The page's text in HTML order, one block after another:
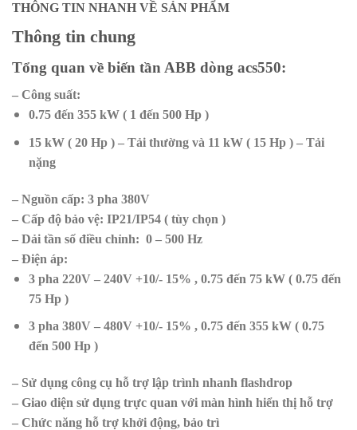
THÔNG TIN NHANH VỀ SẢN PHẨM
Thông tin chung
Tổng quan về biến tần ABB dòng acs550:
– Công suất:
0.75 đến 355 kW ( 1 đến 500 Hp )
15 kW ( 20 Hp ) – Tải thường và 11 kW ( 15 Hp ) – Tải
nặng
– Nguồn cấp: 3 pha 380V
– Cấp độ bảo vệ: IP21/IP54 ( tùy chọn )
– Dải tần số điều chỉnh: 0 – 500 Hz
– Điện áp:
3 pha 220V – 240V +10/- 15% , 0.75 đến 75 kW ( 0.75 đến
75 Hp )
3 pha 380V – 480V +10/- 15% , 0.75 đến 355 kW ( 0.75
đến 500 Hp )
– Sử dụng công cụ hỗ trợ lập trình nhanh flashdrop
– Giao diện sử dụng trực quan với màn hình hiển thị hỗ trợ
– Chức năng hỗ trợ khởi động, bảo trì